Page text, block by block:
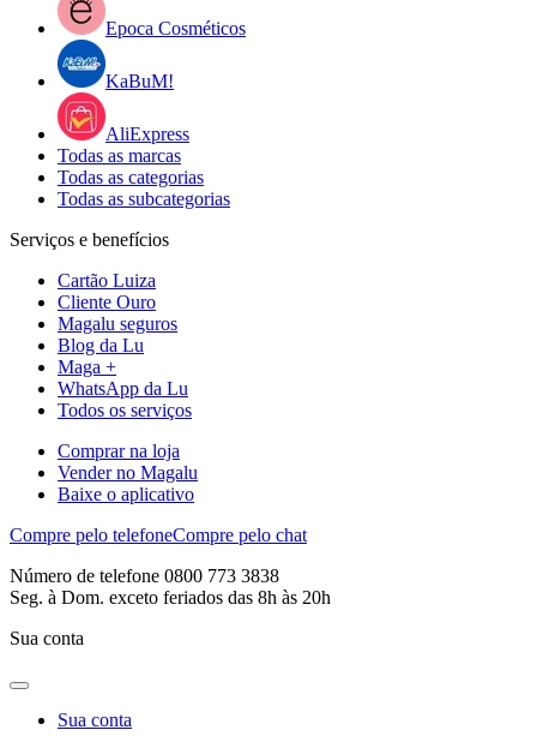
Epoca Cosméticos
KaBuM!
AliExpress
Todas as marcas
Todas as categorias
Todas as subcategorias
Serviços e benefícios
Cartão Luiza
Cliente Ouro
Magalu seguros
Blog da Lu
Maga +
WhatsApp da Lu
Todos os serviços
Comprar na loja
Vender no Magalu
Baixe o aplicativo
Compre pelo telefoneCompre pelo chat
Número de telefone 0800 773 3838
Seg. à Dom. exceto feriados das 8h às 20h
Sua conta
Sua conta